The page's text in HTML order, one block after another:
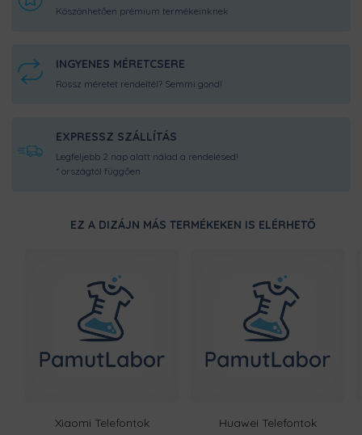
Köszönhetően prémium termékeinknek
INGYENES MÉRETCSERE
Rossz méretet rendeltél? Semmi gond!
EXPRESSZ SZÁLLÍTÁS
Legfeljebb 2 nap alatt nálad a rendelésed!
* országtól függően
EZ A DIZÁJN MÁS TERMÉKEKEN IS ELÉRHETŐ
Xiaomi Telefontok Huawei Telefontok